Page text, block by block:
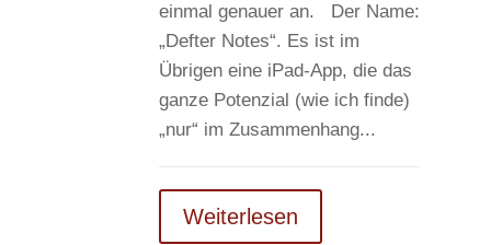
einmal genauer an. Der Name:
„Defter Notes“. Es ist im
Übrigen eine iPad-App, die das
ganze Potenzial (wie ich finde)
„nur“ im Zusammenhang...
Weiterlesen